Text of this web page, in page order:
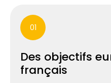
01
Des objectifs
français